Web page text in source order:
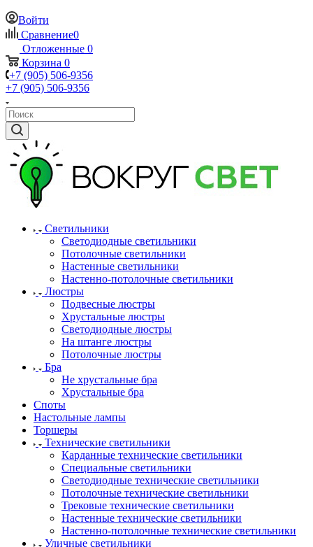
Войти
Сравнение0
Отложенные 0
Корзина 0
+7 (905) 506-9356
+7 (905) 506-9356
Светильники
Светодиодные светильники
Потолочные светильники
Настенные светильники
Настенно-потолочные светильники
Люстры
Подвесные люстры
Хрустальные люстры
Светодиодные люстры
На штанге люстры
Потолочные люстры
Бра
Не хрустальные бра
Хрустальные бра
Споты
Настольные лампы
Торшеры
Технические светильники
Карданные технические светильники
Специальные светильники
Светодиодные технические светильники
Потолочные технические светильники
Трековые технические светильники
Настенные технические светильники
Настенно-потолочные технические светильники
Уличные светильники